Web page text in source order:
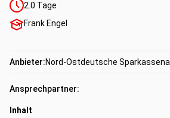
2.0 Tage
Frank Engel
Anbieter:Nord-Ostdeutsche
Ansprechpartner:
Inhalt